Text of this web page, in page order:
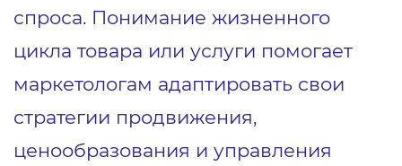
спроса. Понимание жизненного
цикла товара или услуги помогает
маркетологам адаптировать свои
стратегии продвижения,
ценообразования и управления